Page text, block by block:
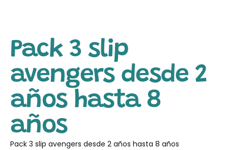
Pack 3 slip
avengers desde 2
años hasta 8
años
Pack 3 slip avengers desde 2 años hasta 8 años